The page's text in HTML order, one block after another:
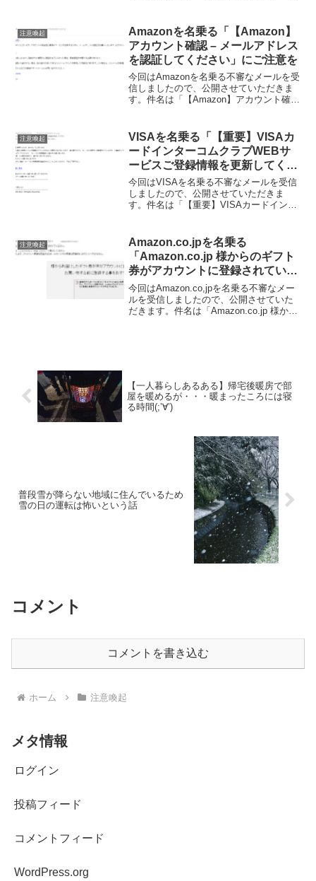
も私は三越伊勢丹を利用していないんで
すよね。
注意喚起
Amazonを名乗る「【Amazon】
アカウント確認 – メールアドレス
を認証してください」にご注意を
今回はAmazonを名乗る不審なメールを受
信しましたので、公開させていただきま
す。件名は「【Amazon】アカウント確認
メールアドレスはAmazonに登録していな
いメールアドレスなんですよね。
注意喚起
VISAを名乗る「【重要】VISAカ
ードインターコムクラブWEBサ
ービスご登録情報を更新してくだ
さい」にご注意を
今回はVISAを名乗る不審なメールを受信
しましたので、公開させていただきま
す。件名は「【重要】VISAカードインタ
そもそも今回受信したメールアドレス
は、VISAに登録していないメールアドレ
スなんですよね。
注意喚起
Amazon.co.jpを名乗る
「Amazon.co.jp 様からのギフト
券がアカウントに登録されていま
せん」にご注意を
今回はAmazon.co,jpを名乗る不審なメー
ルを受信しましたので、公開させていた
だきます。件名は「Amazon.co.jp 様から
【一人暮らしあるある】帰宅後暖房で部
屋を暖めるが・・・暖まったころには寝
る時間(;’∀’)
普段雪が降らない地域に住んでいるため
雪の日の運転は怖いという話
コメント
コメントを書き込む
ホーム 注意喚起
メタ情報
ログイン
投稿フィード
コメントフィード
WordPress.org